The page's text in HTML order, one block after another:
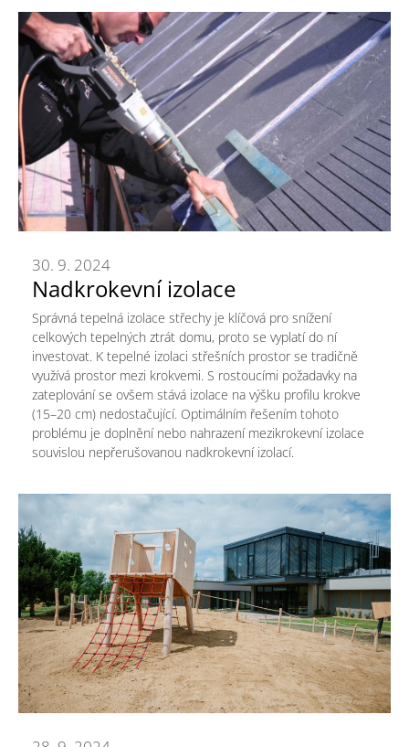
Nadkrokevní izolace
30. 9. 2024
Správná tepelná izolace střechy je klíčová pro snížení
celkových tepelných ztrát domu, proto se vyplatí do ní
investovat. K tepelné izolaci střešních prostor se tradičně
využívá prostor mezi krokvemi. S rostoucími požadavky na
zateplování se ovšem stává izolace na výšku profilu krokve
(15–20 cm) nedostačující. Optimálním řešením tohoto
problému je doplnění nebo nahrazení mezikrokevní izolace
souvislou nepřerušovanou nadkrokevní izolací.